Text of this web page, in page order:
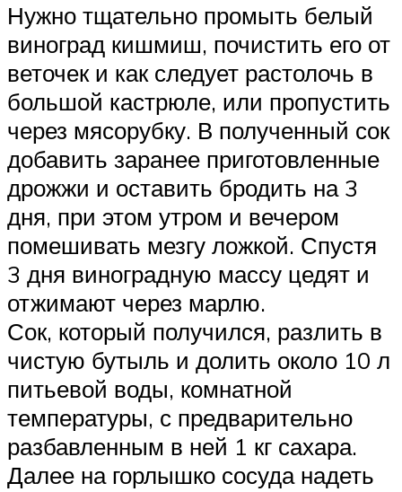
Нужно тщательно промыть белый
виноград кишмиш, почистить его от
веточек и как следует растолочь в
большой кастрюле, или пропустить
через мясорубку. В полученный сок
добавить заранее приготовленные
дрожжи и оставить бродить на 3
дня, при этом утром и вечером
помешивать мезгу ложкой. Спустя
3 дня виноградную массу цедят и
отжимают через марлю.
Сок, который получился, разлить в
чистую бутыль и долить около 10 л
питьевой воды, комнатной
температуры, с предварительно
разбавленным в ней 1 кг сахара.
Далее на горлышко сосуда надеть